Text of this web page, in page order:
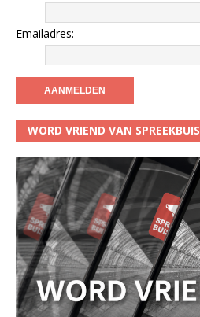
Emailadres:
WORD VRIEND VAN SPREEKBUIS